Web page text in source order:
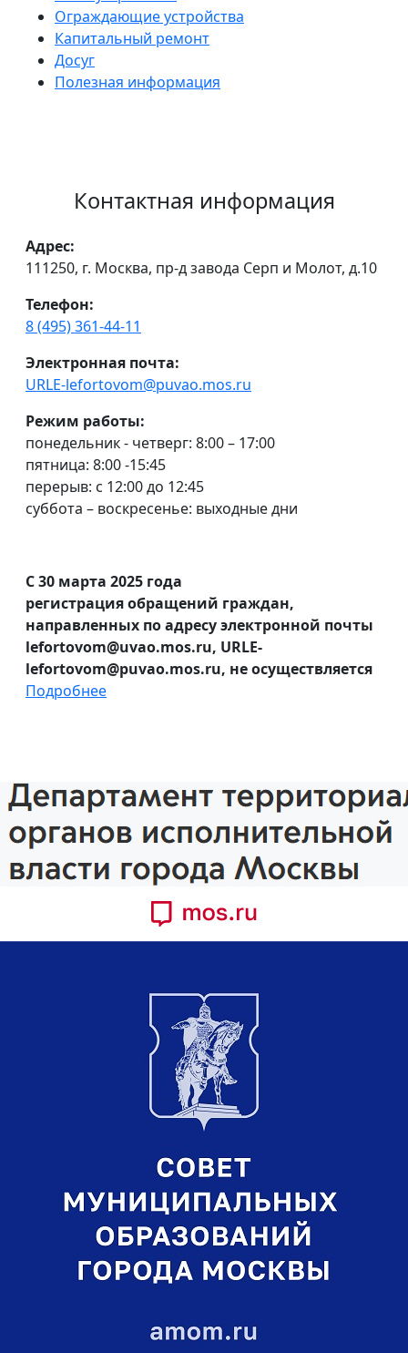
Ограждающие устройства
Капитальный ремонт
Досуг
Полезная информация
Контактная информация
Адрес:
111250, г. Москва, пр-д завода Серп и Молот, д.10
Телефон:
8 (495) 361-44-11
Электронная почта:
URLE-lefortovom@puvao.mos.ru
Режим работы:
понедельник - четверг: 8:00 – 17:00
пятница: 8:00 -15:45
перерыв: с 12:00 до 12:45
суббота – воскресенье: выходные дни
С 30 марта 2025 года
регистрация обращений граждан,
направленных по адресу электронной почты
lefortovom@uvao.mos.ru, URLE-
lefortovom@puvao.mos.ru, не осуществляется
Подробнее